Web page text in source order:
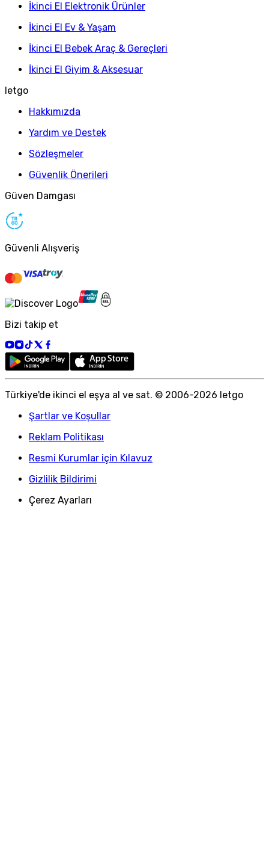
İkinci El Elektronik Ürünler
İkinci El Ev & Yaşam
İkinci El Bebek Araç & Gereçleri
İkinci El Giyim & Aksesuar
letgo
Hakkımızda
Yardım ve Destek
Sözleşmeler
Güvenlik Önerileri
Güven Damgası
Güvenli Alışveriş
Bizi takip et
Türkiye'de ikinci el eşya al ve sat. © 2006-2026 letgo
Şartlar ve Koşullar
Reklam Politikası
Resmi Kurumlar için Kılavuz
Gizlilik Bildirimi
Çerez Ayarları